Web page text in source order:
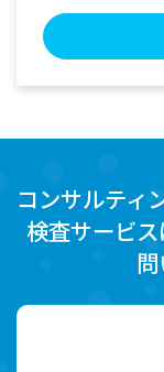
コンサルティ
検査サービ